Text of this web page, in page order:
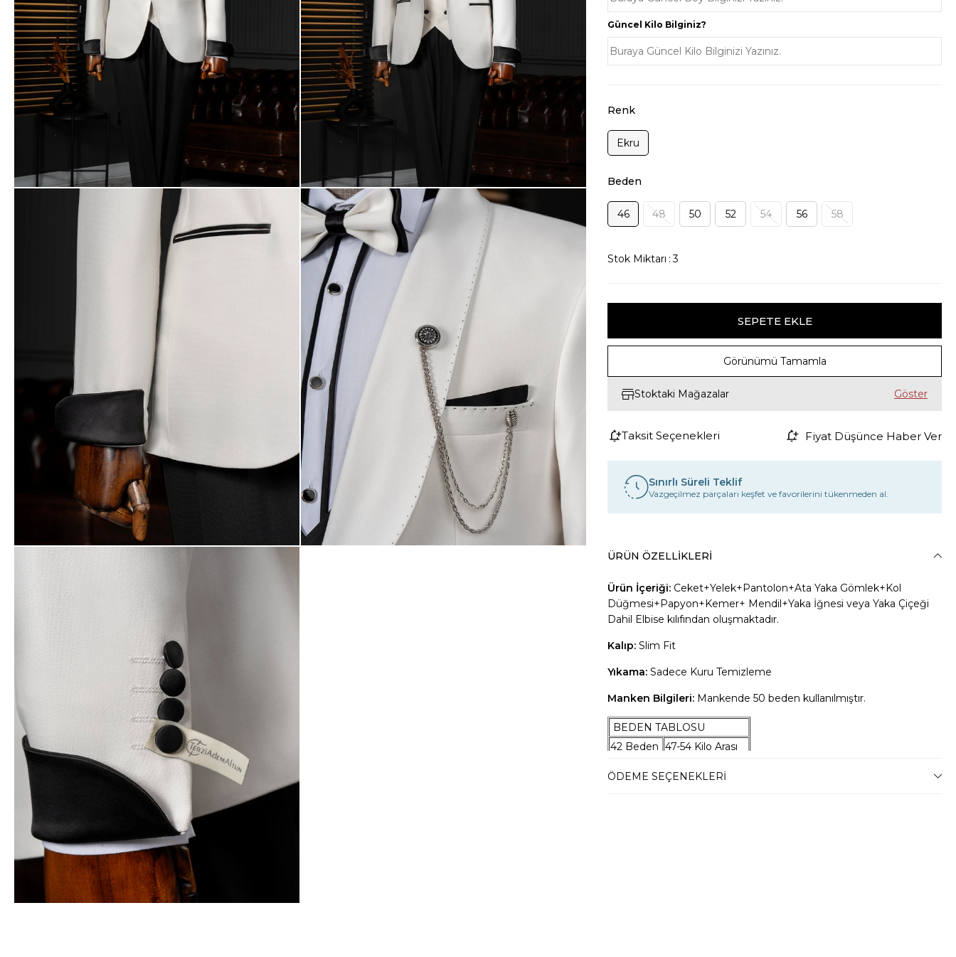
Triko
Güncel Kilo Bilginiz?
Renk
Ekru
Beden
46 48 50 52 54 56 58
Stok Miktarı : 3
Görünümü Tamamla
Stoktaki Mağazalar
Taksit Seçenekleri Fiyat Düşünce Haber Ver
Sınırlı Süreli Teklif
Vazgeçilmez parçaları keşfet ve favorilerini tükenmeden al.
ÜRÜN ÖZELLIKLERI
Ürün İçeriği: Ceket+Yelek+Pantolon+Ata Yaka Gömlek+Kol
Düğmesi+Papyon+Kemer+ Mendil+Yaka İğnesi veya Yaka Çiçeği
Dahil Elbise kılıfından oluşmaktadır.
Kalıp: Slim Fit
Yıkama: Sadece Kuru Temizleme
Manken Bilgileri: Mankende 50 beden kullanılmıştır.
BEDEN TABLOSU
42 Beden 47-54 Kilo Arası
60-67 Kilo Arası
ÖDEME SEÇENEKLERI